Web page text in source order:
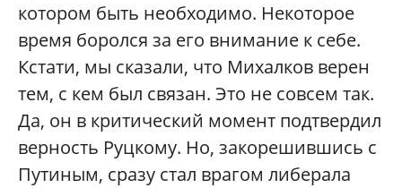
котором быть необходимо. Некоторое
время боролся за его внимание к себе.
Кстати, мы сказали, что Михалков верен
тем, с кем был связан. Это не совсем так.
Да, он в критический момент подтвердил
верность Руцкому. Но, закорешившись с
Путиным, сразу стал врагом либерала